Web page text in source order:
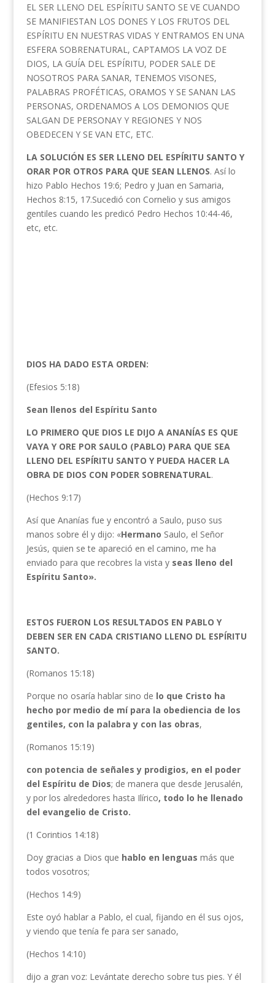
EL SER LLENO DEL ESPÍRITU SANTO SE VE CUANDO
SE MANIFIESTAN LOS DONES Y LOS FRUTOS DEL
ESPÍRITU EN NUESTRAS VIDAS Y ENTRAMOS EN UNA
ESFERA SOBRENATURAL, CAPTAMOS LA VOZ DE
DIOS, LA GUÍA DEL ESPÍRITU, PODER SALE DE
NOSOTROS PARA SANAR, TENEMOS VISONES,
PALABRAS PROFÉTICAS, ORAMOS Y SE SANAN LAS
PERSONAS, ORDENAMOS A LOS DEMONIOS QUE
SALGAN DE PERSONAY Y REGIONES Y NOS
OBEDECEN Y SE VAN ETC, ETC.
LA SOLUCIÓN ES SER LLENO DEL ESPÍRITU SANTO Y
ORAR POR OTROS PARA QUE SEAN LLENOS. Así lo
hizo Pablo Hechos 19:6; Pedro y Juan en Samaria,
Hechos 8:15, 17.Sucedió con Cornelio y sus amigos
gentiles cuando les predicó Pedro Hechos 10:44-46,
etc, etc.
DIOS HA DADO ESTA ORDEN:
(Efesios 5:18)
Sean llenos del Espíritu Santo
LO PRIMERO QUE DIOS LE DIJO A ANANÍAS ES QUE
VAYA Y ORE POR SAULO (PABLO) PARA QUE SEA
LLENO DEL ESPÍRITU SANTO Y PUEDA HACER LA
OBRA DE DIOS CON PODER SOBRENATURAL.
(Hechos 9:17)
Así que Ananías fue y encontró a Saulo, puso sus
manos sobre él y dijo: «Hermano Saulo, el Señor
Jesús, quien se te apareció en el camino, me ha
enviado para que recobres la vista y seas lleno del
Espíritu Santo».
ESTOS FUERON LOS RESULTADOS EN PABLO Y
DEBEN SER EN CADA CRISTIANO LLENO DL ESPÍRITU
SANTO.
(Romanos 15:18)
Porque no osaría hablar sino de lo que Cristo ha
hecho por medio de mí para la obediencia de los
gentiles, con la palabra y con las obras,
(Romanos 15:19)
con potencia de señales y prodigios, en el poder
del Espíritu de Dios; de manera que desde Jerusalén,
y por los alrededores hasta Ilírico, todo lo he llenado
del evangelio de Cristo.
(1 Corintios 14:18)
Doy gracias a Dios que hablo en lenguas más que
todos vosotros;
(Hechos 14:9)
Este oyó hablar a Pablo, el cual, fijando en él sus ojos,
y viendo que tenía fe para ser sanado,
(Hechos 14:10)
dijo a gran voz: Levántate derecho sobre tus pies. Y él